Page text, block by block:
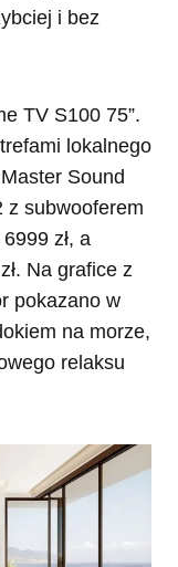
i bez
TV S100 75”.
lokalnego
Sound
z subwooferem
zł, a
Na grafice z
pokazano w
na morze,
relaksu